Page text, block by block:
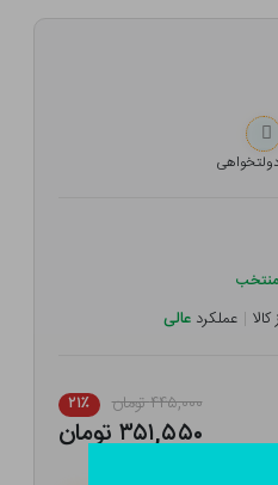
منتخب
| عملکرد عالی
۴۴۵,۰۰۰ تومان ۲۱٪
۳۵۱,۵۵۰ تومان